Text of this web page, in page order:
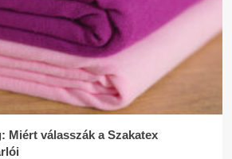
Miért válasszák a Szakatex